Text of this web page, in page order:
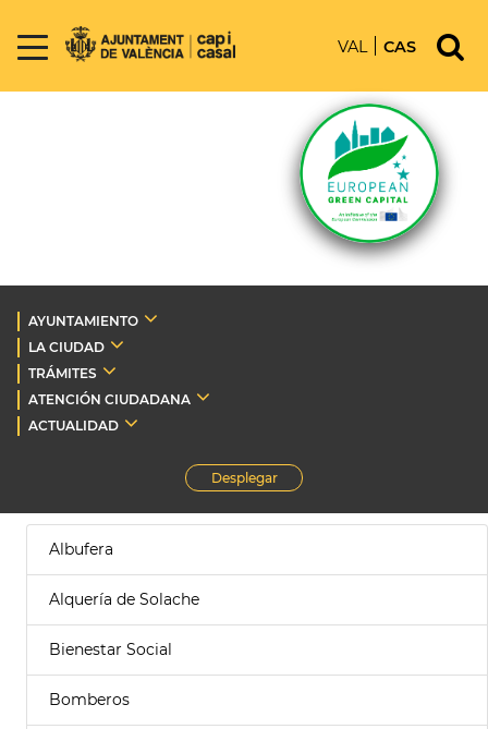
VAL CAS
AYUNTAMIENTO
LA CIUDAD
TRÁMITES
ATENCIÓN CIUDADANA
ACTUALIDAD
Desplegar
Albufera
Alquería de Solache
Bienestar Social
Bomberos